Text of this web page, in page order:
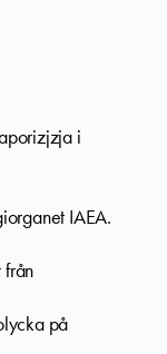
i
IAEA.
från
på